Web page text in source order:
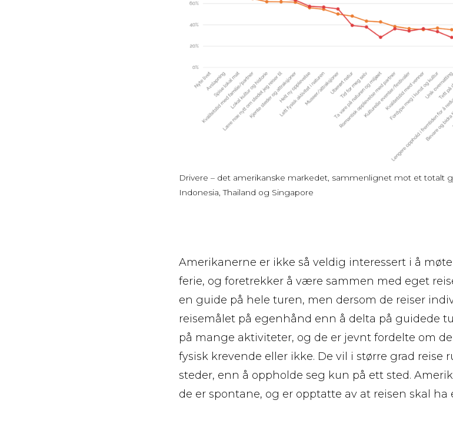
Drivere – det amerikanske markedet, sammenlignet mot et totalt
Indonesia, Thailand og Singapore
Amerikanerne er ikke så veldig interessert i å
ferie, og foretrekker å være sammen med eget
en guide på hele turen, men dersom de reiser
reisemålet på egenhånd enn å delta på guidede
på mange aktiviteter, og de er jevnt fordelte om
fysisk krevende eller ikke. De vil i større grad reise
steder, enn å oppholde seg kun på ett sted.
de er spontane, og er opptatte av at reisen skal